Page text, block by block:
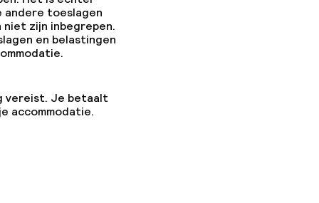
andere toeslagen
niet zijn inbegrepen.
en belastingen
vereist. Je betaalt
accommodatie.